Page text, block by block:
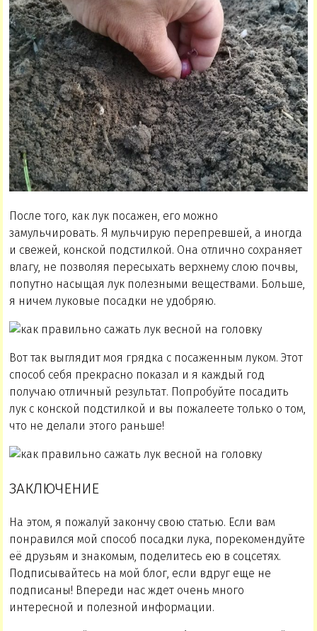
После того, как лук посажен, его можно
замульчировать. Я мульчирую перепревшей, а иногда
и свежей, конской подстилкой. Она отлично сохраняет
влагу, не позволяя пересыхать верхнему слою почвы,
попутно насыщая лук полезными веществами. Больше,
я ничем луковые посадки не удобряю.
Вот так выглядит моя грядка с посаженным луком. Этот
способ себя прекрасно показал и я каждый год
получаю отличный результат. Попробуйте посадить
лук с конской подстилкой и вы пожалеете только о том,
что не делали этого раньше!
ЗАКЛЮЧЕНИЕ
На этом, я пожалуй закончу свою статью. Если вам
понравился мой способ посадки лука, порекомендуйте
её друзьям и знакомым, поделитесь ею в соцсетях.
Подписывайтесь на мой блог, если вдруг еще не
подписаны! Впереди нас ждет очень много
интересной и полезной информации.